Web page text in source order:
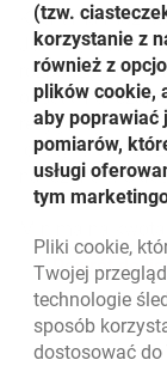
Klient ma
Jeśli wycofanie
rozpoczęcia
odsetki
rezygnacji z
lokaty Klient
naliczone w
Powrót do
(tzw.
korzystanie z
również z
plików cookie,
aby poprawiać
pomiarów,
usługi
tym
Pliki cookie,
Twojej
technologie
sposób
dostosować do